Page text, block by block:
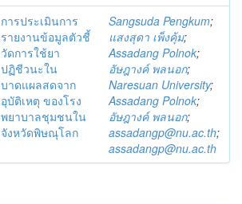
การประเมินการ
รายงานข้อมูลตัวชี้
วัดการใช้ยา
ปฏิชีวนะใน
บาดแผลสดจาก
อุบัติเหตุ ของโรง
พยาบาลชุมชนใน
จังหวัดพิษณุโลก
Sangsuda Pengkum;
แสงสุดา เพ็งคุ้ม;
Assadang Polnok;
อัษฎางค์ พลนอก;
Naresuan University;
Assadang Polnok;
อัษฎางค์ พลนอก;
assadangp@nu.ac.th;
assadangp@nu.ac.th